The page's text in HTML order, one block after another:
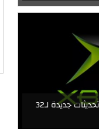
مايكروسوفت تطلق تحديثات جديدة لـ32